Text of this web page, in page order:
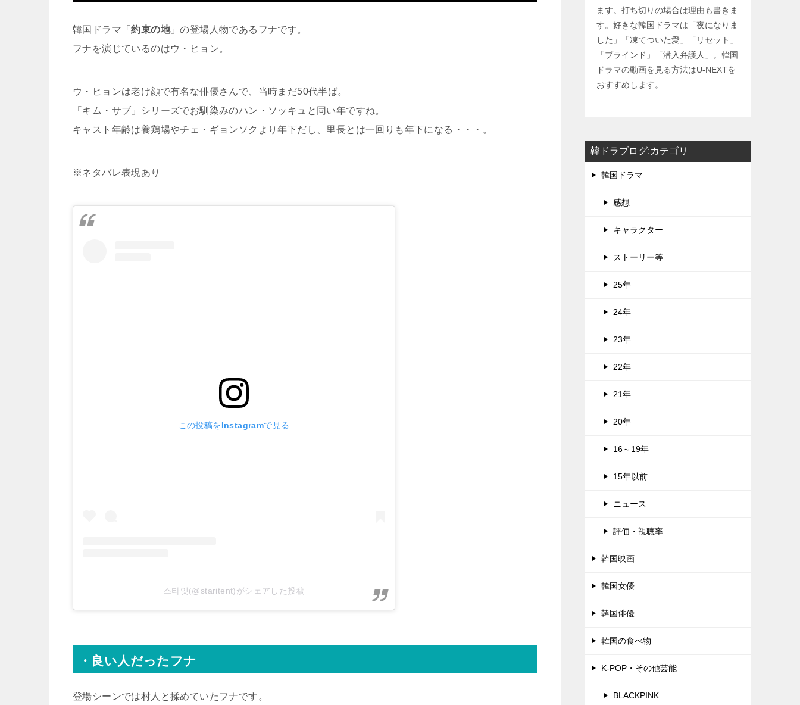
韓国ドラマ「約束の地」の登場人物であるフナです。
フナを演じているのはウ・ヒョン。
ウ・ヒョンは老け顔で有名な俳優さんで、当時まだ50代半ば。
「キム・サブ」シリーズでお馴染みのハン・ソッキュと同い年ですね。
キャスト年齢は養鶏場やチェ・ギョンソクより年下だし、里長とは一回りも年下になる・・・。
※ネタバレ表現あり
この投稿をInstagramで見る
스타잇(@staritent)がシェアした投稿
・良い人だったフナ
登場シーンでは村人と揉めていたフナです。
ます。打ち切りの場合は理由も書きま
す。好きな韓国ドラマは「夜になりま
した」「凍てついた愛」「リセット」
「ブラインド」「潜入弁護人」。韓国
ドラマの動画を見る方法はU-NEXTを
おすすめします。
韓ドラブログ:カテゴリ
韓国ドラマ
感想
キャラクター
ストーリー等
25年
24年
23年
22年
21年
20年
16～19年
15年以前
ニュース
評価・視聴率
韓国映画
韓国女優
韓国俳優
韓国の食べ物
K-POP・その他芸能
BLACKPINK